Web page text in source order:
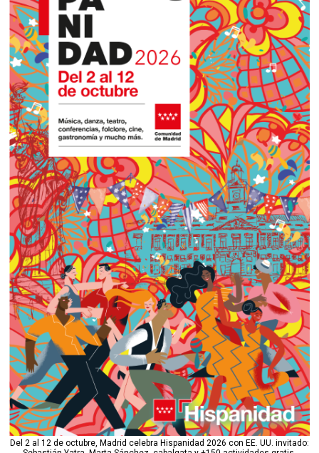
Del 2 al 12 de octubre, Madrid celebra Hispanidad 2026 con EE. UU. invitado: